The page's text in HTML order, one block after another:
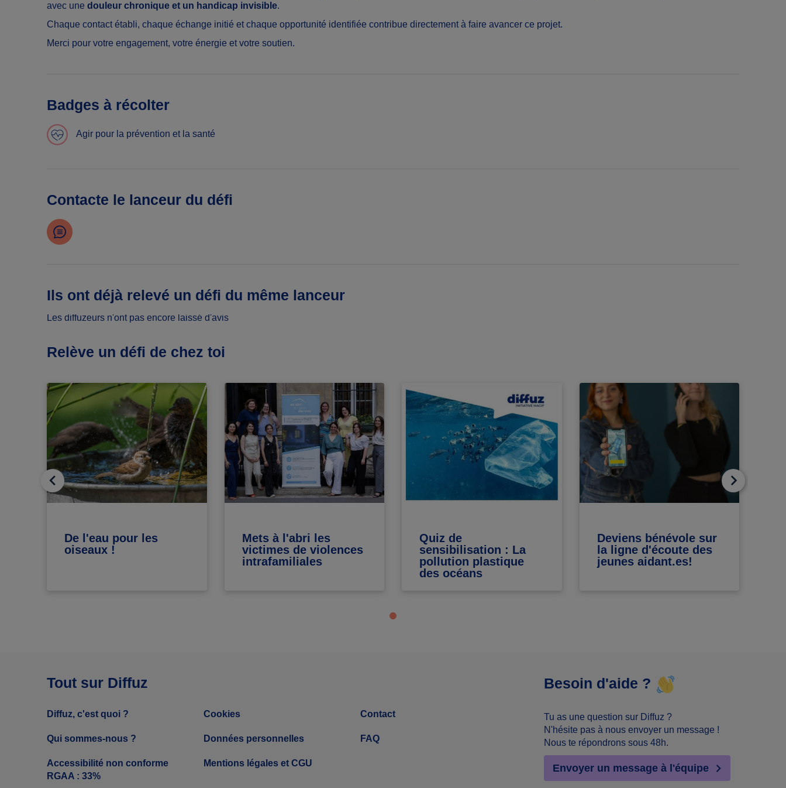
avec une douleur chronique et un handicap invisible.
Chaque contact établi, chaque échange initié et chaque opportunité identifiée contribue directement à faire avancer ce projet.
Merci pour votre engagement, votre énergie et votre soutien.
Badges à récolter
Agir pour la prévention et la santé
Contacte le lanceur du défi
Ils ont déjà relevé un défi du même lanceur
Les diffuzeurs n'ont pas encore laissé d'avis
Relève un défi de chez toi
De l'eau pour les
oiseaux !
Mets à l'abri les
victimes de violences
intrafamiliales
Quiz de
sensibilisation : La
pollution plastique
des océans
Deviens bénévole sur
la ligne d'écoute des
jeunes aidant.es!
Tout sur Diffuz
Diffuz, c'est quoi ?
Qui sommes-nous ?
Accessibilité non conforme
RGAA : 33%
Cookies
Données personnelles
Mentions légales et CGU
Contact
FAQ
Besoin d'aide ?
Tu as une question sur Diffuz ?
N'hésite pas à nous envoyer un message !
Nous te répondrons sous 48h.
Envoyer un message à l'équipe